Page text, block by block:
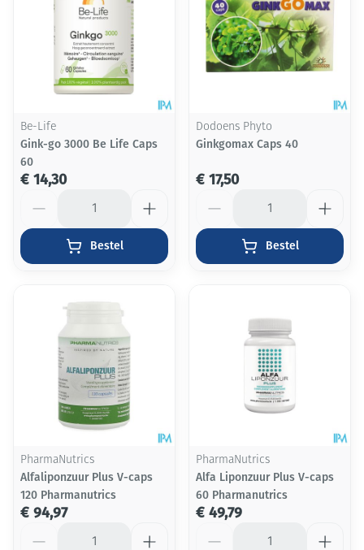
Be-Life
Gink-go 3000 Be Life Caps
60
€ 14,30
Bestel
Dodoens Phyto
Ginkgomax Caps 40
€ 17,50
Bestel
PharmaNutrics
Alfaliponzuur Plus V-caps
120 Pharmanutrics
€ 94,97
PharmaNutrics
Alfa Liponzuur Plus V-caps
60 Pharmanutrics
€ 49,79